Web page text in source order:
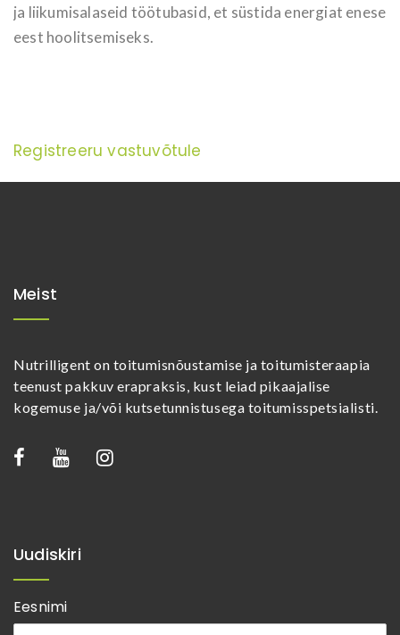
ja liikumisalaseid töötubasid, et süstida energiat enese
eest hoolitsemiseks.
Registreeru vastuvõtule
Meist
Nutrilligent on toitumisnõustamise ja toitumisteraapia
teenust pakkuv erapraksis, kust leiad pikaajalise
kogemuse ja/või kutsetunnistusega toitumisspetsialisti.
Uudiskiri
Eesnimi